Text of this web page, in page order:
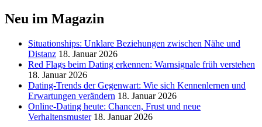
Neu im Magazin
Situationships: Unklare Beziehungen zwischen Nähe und
Distanz 18. Januar 2026
Red Flags beim Dating erkennen: Warnsignale früh verstehen
18. Januar 2026
Dating-Trends der Gegenwart: Wie sich Kennenlernen und
Erwartungen verändern 18. Januar 2026
Online-Dating heute: Chancen, Frust und neue
Verhaltensmuster 18. Januar 2026